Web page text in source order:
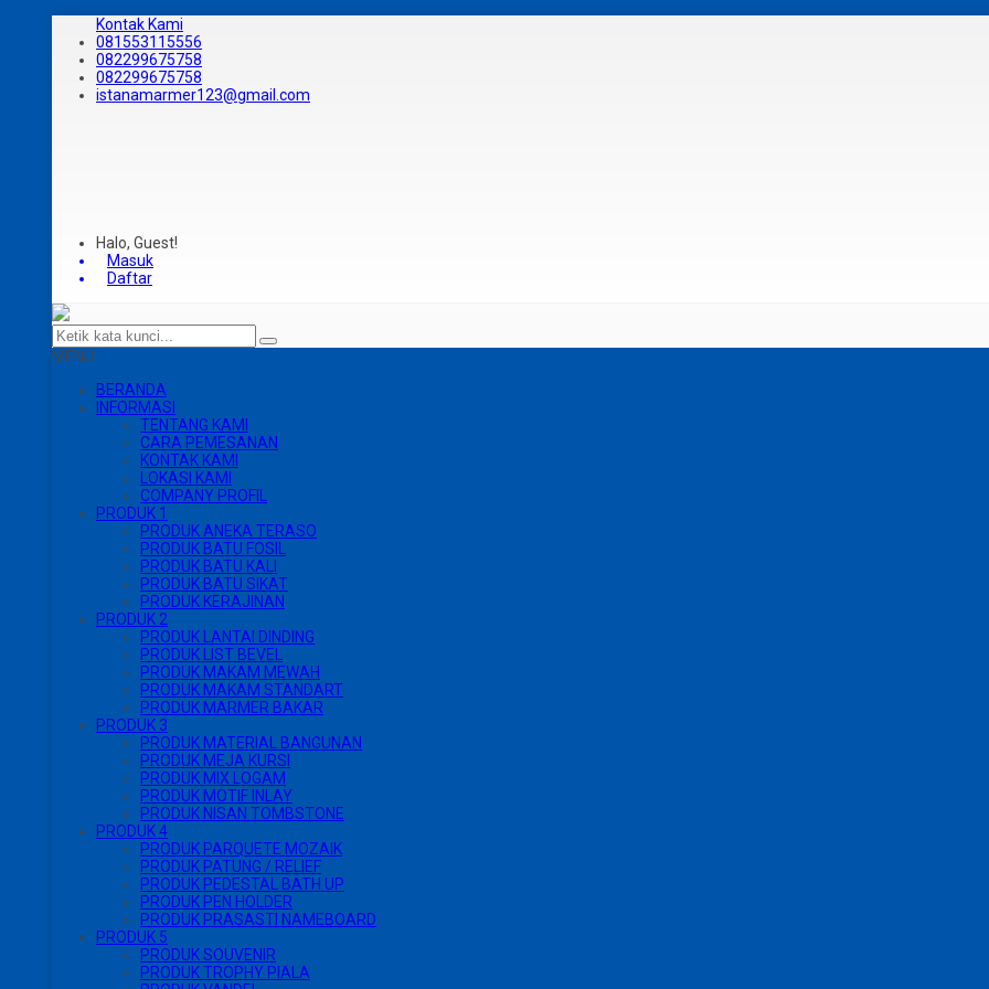
Kontak Kami
081553115556
082299675758
082299675758
istanamarmer123@gmail.com
Halo, Guest!
Masuk
Daftar
MENU
BERANDA
INFORMASI
TENTANG KAMI
CARA PEMESANAN
KONTAK KAMI
LOKASI KAMI
COMPANY PROFIL
PRODUK 1
PRODUK ANEKA TERASO
PRODUK BATU FOSIL
PRODUK BATU KALI
PRODUK BATU SIKAT
PRODUK KERAJINAN
PRODUK 2
PRODUK LANTAI DINDING
PRODUK LIST BEVEL
PRODUK MAKAM MEWAH
PRODUK MAKAM STANDART
PRODUK MARMER BAKAR
PRODUK 3
PRODUK MATERIAL BANGUNAN
PRODUK MEJA KURSI
PRODUK MIX LOGAM
PRODUK MOTIF INLAY
PRODUK NISAN TOMBSTONE
PRODUK 4
PRODUK PARQUETE MOZAIK
PRODUK PATUNG / RELIEF
PRODUK PEDESTAL BATH UP
PRODUK PEN HOLDER
PRODUK PRASASTI NAMEBOARD
PRODUK 5
PRODUK SOUVENIR
PRODUK TROPHY PIALA